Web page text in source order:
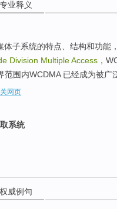
专业释义
体子系统的特点、结构和功能
Division Multiple Access ，
范围内WCDMA 已经成为被广
网页
系统
权威例句